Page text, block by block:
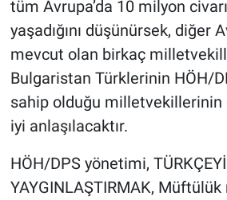
tüm Avrupa’da 10 milyon
yaşadığını düşünürsek, diğer
mevcut olan birkaç
Bulgaristan Türklerinin HÖH/
sahip olduğu milletvekillerinin
iyi anlaşılacaktır.
HÖH/DPS yönetimi, TÜRKÇEYİ
YAYGINLAŞTIRMAK,